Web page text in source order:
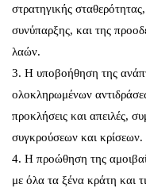
στρατηγικής
συνύπαρξης, και της
λαών.
3. Η υποβοήθηση της
ολοκληρωμένων
προκλήσεις και απειλές,
συγκρούσεων και κρίσεων.
4. Η προώθηση της
με όλα τα ξένα κράτη και